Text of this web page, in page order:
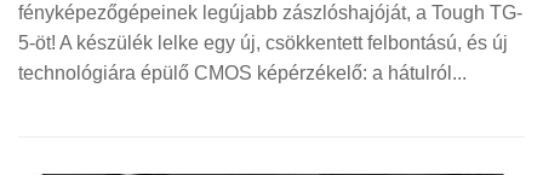
fényképezőgépeinek legújabb zászlóshajóját, a Tough TG-
5-öt! A készülék lelke egy új, csökkentett felbontású, és új
technológiára épülő CMOS képérzékelő: a hátulról...